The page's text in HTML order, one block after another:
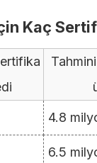
Kaç
4.8
6.5